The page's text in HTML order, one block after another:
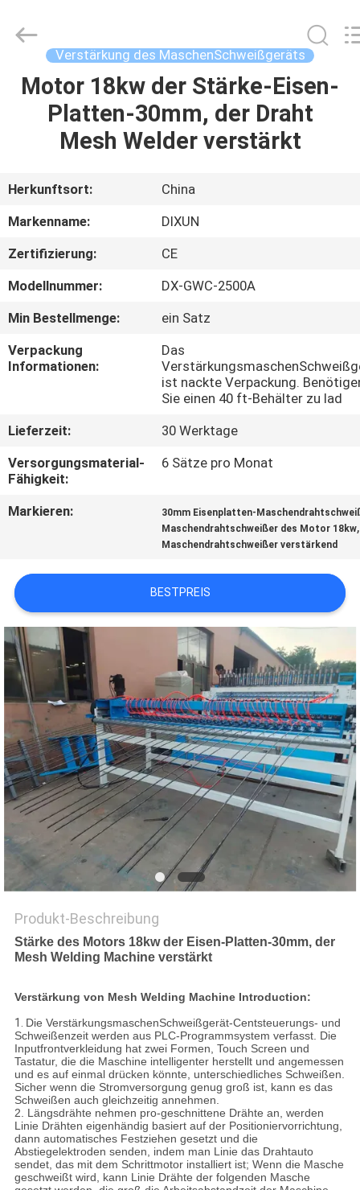
HAUS
PRODUKTE
VR-
SHOW
ÜBER
UNS
FABRIK-
AUSFLUG
QUALITÄTSKONTROLLE
TRETEN
SIE
IN
VERBINDUNG
FORDERN
SIE EIN
ZITAT
SITEMAP
PRIVACY
POLICY
Mesh
Products
Reserved.
Verstärkung des MaschenSchweißgeräts
Motor 18kw der Stärke-Eisen-
Platten-30mm, der Draht
Mesh Welder verstärkt
Herkunftsort:
China
Markenname:
DIXUN
Zertifizierung:
CE
Modellnummer:
DX-GWC-2500A
Min Bestellmenge:
ein Satz
Verpackung
Informationen:
Das
ist nackte Verpackung.
Sie einen 40 ft-Behälter zu lad
Lieferzeit:
30 Werktage
Versorgungsmaterial-
Fähigkeit:
6 Sätze pro Monat
Markieren:
30mm Eisenplatten-
Maschendrahtschweißer des Motor 18kw,
Maschendrahtschweißer verstärkend
BESTPREIS
Produkt-Beschreibung
Stärke des Motors 18kw der Eisen-Platten-30mm, der
Mesh Welding Machine verstärkt
Verstärkung von Mesh Welding Machine Introduction:
1. Die VerstärkungsmaschenSchweißgerät-Centsteuerungs- und
Schweißenzeit werden aus PLC-Programmsystem verfasst. Die
Inputfrontverkleidung hat zwei Formen, Touch Screen und
Tastatur, die die Maschine intelligenter herstellt und angemessen
und es auf einmal drücken könnte, unterschiedliches Schweißen.
Sicher wenn die Stromversorgung genug groß ist, kann es das
Schweißen auch gleichzeitig annehmen.
2. Längsdrähte nehmen pro-geschnittene Drähte an, werden
Linie Drähten eigenhändig basiert auf der Positioniervorrichtung,
dann automatisches Festziehen gesetzt und die
Abstiegelektroden senden, indem man Linie das Drahtauto
sendet, das mit dem Schrittmotor installiert ist; Wenn die Masche
geschweißt wird, kann Linie Drähte der folgenden Masche